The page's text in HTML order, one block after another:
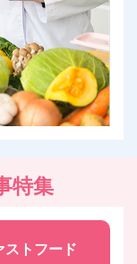
特集
ストフード